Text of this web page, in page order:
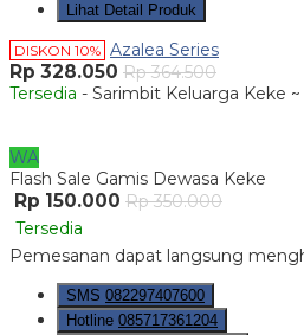
Lihat Detail Produk
DISKON 10% Azalea Series
Rp 328.050 Rp 364.500
Tersedia - Sarimbit Keluarga Keke ~
WA
Flash Sale Gamis Dewasa Keke
Rp 150.000 Rp 350.000
Tersedia
Pemesanan dapat langsung
SMS 082297407600
Hotline 085717361204